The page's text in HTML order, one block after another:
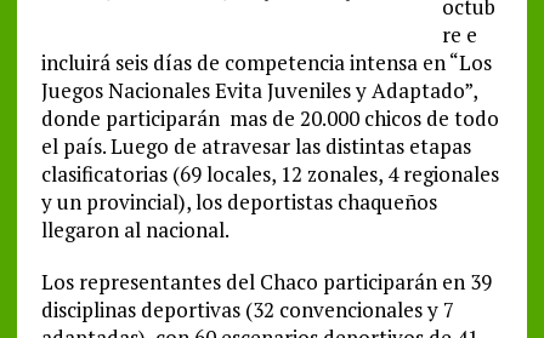
octub
re e
incluirá seis días de competencia intensa en “Los
Juegos Nacionales Evita Juveniles y Adaptado”,
donde participarán mas de 20.000 chicos de todo
el país. Luego de atravesar las distintas etapas
clasificatorias (69 locales, 12 zonales, 4 regionales
y un provincial), los deportistas chaqueños
llegaron al nacional.
Los representantes del Chaco participarán en 39
disciplinas deportivas (32 convencionales y 7